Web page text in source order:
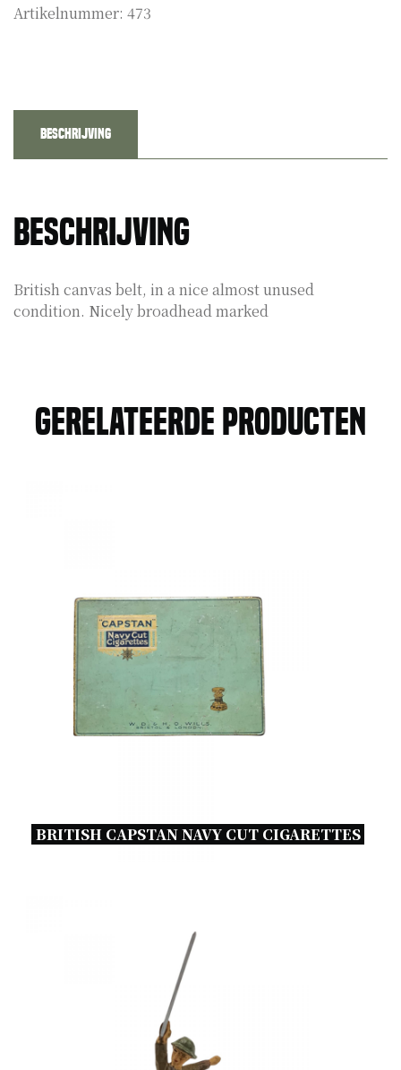
Artikelnummer: 473
Beschrijving
Beschrijving
British canvas belt, in a nice almost unused
condition. Nicely broadhead marked
Gerelateerde producten
BRITISH CAPSTAN NAVY CUT CIGARETTES